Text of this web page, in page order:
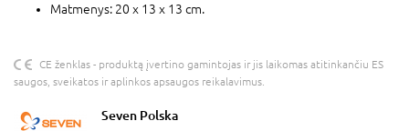
Matmenys: 20 x 13 x 13 cm.
CE ženklas - produktą įvertino gamintojas ir jis laikomas atitinkančiu ES
saugos, sveikatos ir aplinkos apsaugos reikalavimus.
Seven Polska